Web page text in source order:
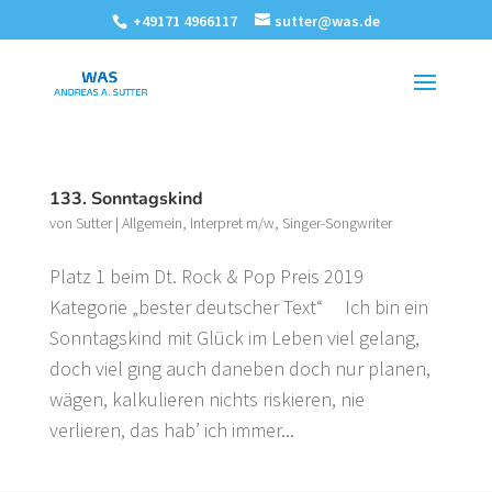
+49171 4966117 sutter@was.de
133. Sonntagskind
von Sutter| Allgemein, Interpret m/w, Singer-Songwriter
Platz 1 beim Dt. Rock & Pop Preis 2019
Kategorie „bester deutscher Text“ Ich bin ein
Sonntagskind mit Glück im Leben viel gelang,
doch viel ging auch daneben doch nur planen,
wägen, kalkulieren nichts riskieren, nie
verlieren, das hab’ ich immer...